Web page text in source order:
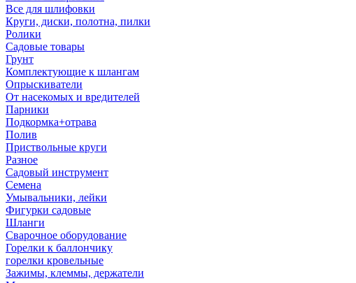
Все для шлифовки
Круги, диски, полотна, пилки
Ролики
Садовые товары
Грунт
Комплектующие к шлангам
Опрыскиватели
От насекомых и вредителей
Парники
Подкормка+отрава
Полив
Приствольные круги
Разное
Садовый инструмент
Семена
Умывальники, лейки
Фигурки садовые
Шланги
Сварочное оборудование
Горелки к баллончику
горелки кровельные
Зажимы, клеммы, держатели